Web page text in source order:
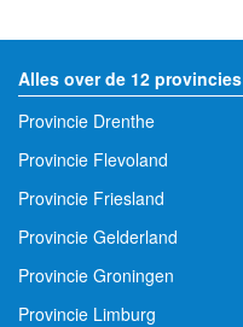
Alles over de 12 provincies
Provincie Drenthe
Provincie Flevoland
Provincie Friesland
Provincie Gelderland
Provincie Groningen
Provincie Limburg